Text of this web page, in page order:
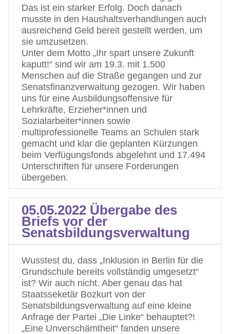
Das ist ein starker Erfolg. Doch danach
musste in den Haushaltsverhandlungen auch
ausreichend Geld bereit gestellt werden, um
sie umzusetzen.
Unter dem Motto „Ihr spart unsere Zukunft
kaputt!“ sind wir am 19.3. mit 1.500
Menschen auf die Straße gegangen und zur
Senatsfinanzverwaltung gezogen. Wir haben
uns für eine Ausbildungsoffensive für
Lehrkräfte, Erzieher*innen und
Sozialarbeiter*innen sowie
multiprofessionelle Teams an Schulen stark
gemacht und klar die geplanten Kürzungen
beim Verfügungsfonds abgelehnt und 17.494
Unterschriften für unsere Forderungen
übergeben.
05.05.2022 Übergabe des
Briefs vor der
Senatsbildungsverwaltung
Wusstest du, dass „Inklusion in Berlin für die
Grundschule bereits vollständig umgesetzt“
ist? Wir auch nicht. Aber genau das hat
Staatsseketär Bozkurt von der
Senatsbildungsverwaltung auf eine kleine
Anfrage der Partei „Die Linke“ behauptet?!
„Eine Unverschämtheit“ fanden unsere